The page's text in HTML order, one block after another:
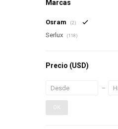
Marcas
Osram (2)
Serlux (118)
Precio (USD)
OK